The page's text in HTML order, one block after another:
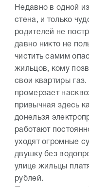
Недавно в одной
стена, и только
родителей не
давно никто не
чистить самим
жильцов, кому
свои квартиры
промерзает
привычная здесь
донельзя
работают
уходят огромные
двушку без
улице жильцы
рублей.